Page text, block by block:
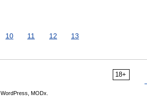
10 11 12 13
18+
WordPress, MODx.